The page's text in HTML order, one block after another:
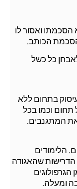
ואסור לו
הכותב.
כל כשל
בתחום ללא
וכמו בכל
המתגנבים.
הלימודים
שהאגודה
הגרפולוגים
ומעלה.